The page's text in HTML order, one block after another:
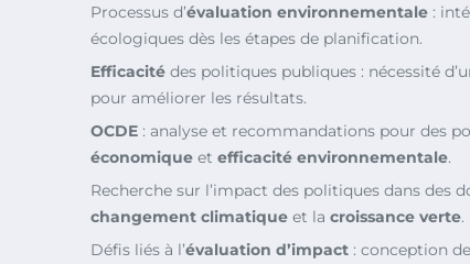
Processus d’évaluation environnementale :
écologiques dès les étapes de planification.
Efficacité des politiques publiques : nécessité
pour améliorer les résultats.
OCDE : analyse et recommandations pour des
économique et efficacité environnementale.
Recherche sur l’impact des politiques dans des
changement climatique et la croissance verte.
Défis liés à l’évaluation d’impact : conception